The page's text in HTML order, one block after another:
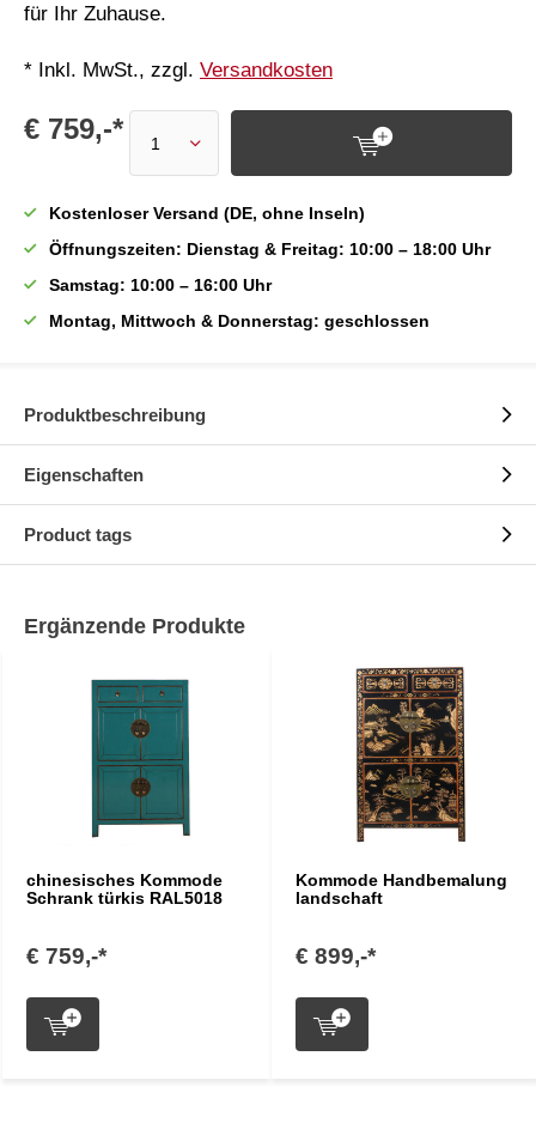
für Ihr Zuhause.
* Inkl. MwSt., zzgl. Versandkosten
€ 759,-*
Kostenloser Versand (DE, ohne Inseln)
Öffnungszeiten: Dienstag & Freitag: 10:00 – 18:00 Uhr
Samstag: 10:00 – 16:00 Uhr
Montag, Mittwoch & Donnerstag: geschlossen
Produktbeschreibung
Eigenschaften
Product tags
Ergänzende Produkte
chinesisches Kommode
Schrank türkis RAL5018
€ 759,-*
Kommode Handbemalung
landschaft
€ 899,-*